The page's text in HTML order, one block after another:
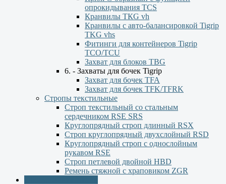
опрокидывания ТСS
Кранвилы TКG vh
Кранвилы с авто-балансировкой Tigrip
TKG vhs
Фитинги для контейнеров Tigrip
TCO/TCU
Захват для блоков TBG
6. - Захваты для бочек Tigrip
Захват для бочек TFA
Захват для бочек TFK/TFRK
Стропы текстильные
Строп текстильный со стальным
сердечником RSE SRS
Круглопрядный строп длинный RSX
Строп круглопрядный двухслойный RSD
Круглопрядный строп с однослойным
рукавом RSЕ
Строп петлевой двойной HBD
Ремень стяжной с храповиком ZGR